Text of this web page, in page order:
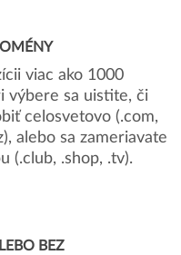
viac ako 1000
výbere sa uistite, či
celosvetovo (.com,
alebo sa zameriavate
(.club, .shop, .tv).
BEZ